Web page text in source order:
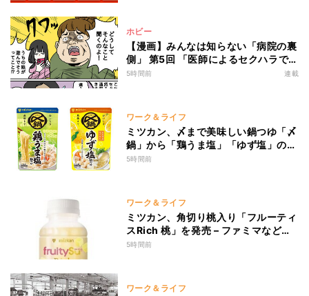
ホビー
【漫画】みんなは知らない「病院の裏
側」 第5回 「医師によるセクハラで
す!!」病院で母親がブチ切れた理由と
5時間前 連載
ワーク＆ライフ
ミツカン、〆まで美味しい鍋つゆ「〆
鍋」から「鶏うま塩」「ゆず塩」の2
品を発売
5時間前
ワーク＆ライフ
ミツカン、角切り桃入り「フルーティ
スRich 桃」を発売 – ファミマなどで
数量限定
5時間前
ワーク＆ライフ